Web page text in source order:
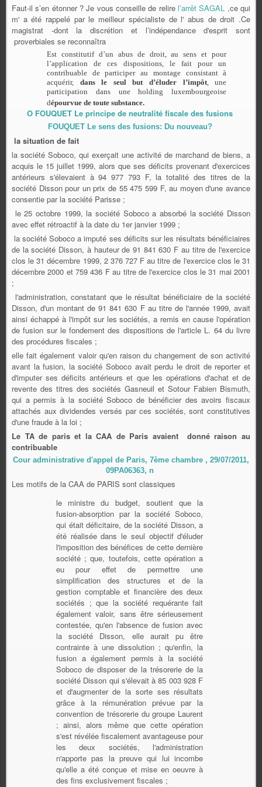
Faut-il s’en étonner ? Je vous conseille de relirel’arrêt SAGAL ,ce qui
m' a été rappelé par le meilleur spécialiste de l' abus de droit .Ce
magistrat -dont la discrétion et l’indépendance d'esprit sont
proverbiales se reconnaîtra
Est constitutif d’un abus de droit, au sens et pour
l’application de ces dispositions, le fait pour un
contribuable de participer au montage consistant à
acquérir, dans le seul but d’éluder l’impôt, une
participation dans une holding luxembourgeoise
dépourvue de toute substance.
O FOUQUET Le principe de neutralité fiscale des fusions
FOUQUET Le sens des fusions: Du nouveau?
la situation de fait
la société Soboco, qui exerçait une activité de marchand de biens, a
acquis le 15 juillet 1999, alors que ses déficits provenant d'exercices
antérieurs s'élevaient à 94 977 793 F, la totalité des titres de la
société Disson pour un prix de 55 475 599 F, au moyen d'une avance
consentie par la société Parisse ;
le 25 octobre 1999, la société Soboco a absorbé la société Disson
avec effet rétroactif à la date du 1er janvier 1999 ;
la société Soboco a imputé ses déficits sur les résultats bénéficiaires
de la société Disson, à hauteur de 91 841 630 F au titre de l'exercice
clos le 31 décembre 1999, 2 376 727 F au titre de l'exercice clos le 31
décembre 2000 et 759 436 F au titre de l'exercice clos le 31 mai 2001
;
l'administration, constatant que le résultat bénéficiaire de la société
Disson, d'un montant de 91 841 630 F au titre de l'année 1999, avait
ainsi échappé à l'impôt sur les sociétés, a remis en cause l'opération
de fusion sur le fondement des dispositions de l'article L. 64 du livre
des procédures fiscales ;
elle fait également valoir qu'en raison du changement de son activité
avant la fusion, la société Soboco avait perdu le droit de reporter et
d'imputer ses déficits antérieurs et que les opérations d'achat et de
revente des titres des sociétés Gasneuil et Sotour Fabien Bismuth,
qui a permis à la société Soboco de bénéficier des avoirs fiscaux
attachés aux dividendes versés par ces sociétés, sont constitutives
d'une fraude à la loi ;
Le TA de paris et la CAA de Paris avaient donné raison au
contribuable
Cour administrative d'appel de Paris, 7ème chambre , 29/07/2011,
09PA06363, n
Les motifs de la CAA de PARIS sont classiques
le ministre du budget, soutient que la
fusion-absorption par la société Soboco,
qui était déficitaire, de la société Disson, a
été réalisée dans le seul objectif d'éluder
l'imposition des bénéfices de cette dernière
société ; que, toutefois, cette opération a
eu pour effet de permettre une
simplification des structures et de la
gestion comptable et financière des deux
sociétés ; que la société requérante fait
également valoir, sans être sérieusement
contestée, qu'en l'absence de fusion avec
la société Disson, elle aurait pu être
contrainte à une dissolution ; qu'enfin, la
fusion a également permis à la société
Soboco de disposer de la trésorerie de la
société Disson qui s'élevait à 85 003 928 F
et d'augmenter de la sorte ses résultats
grâce à la rémunération prévue par la
convention de trésorerie du groupe Laurent
; ainsi, alors même que cette opération
s'est révélée fiscalement avantageuse pour
les deux sociétés, l'administration
n'apporte pas la preuve qui lui incombe
qu'elle a été conçue et mise en oeuvre à
des fins exclusivement fiscales ;